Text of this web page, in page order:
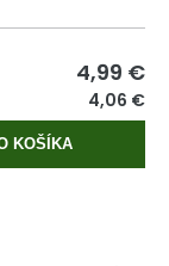
4,99 €
4,06 €
KOŠÍKA